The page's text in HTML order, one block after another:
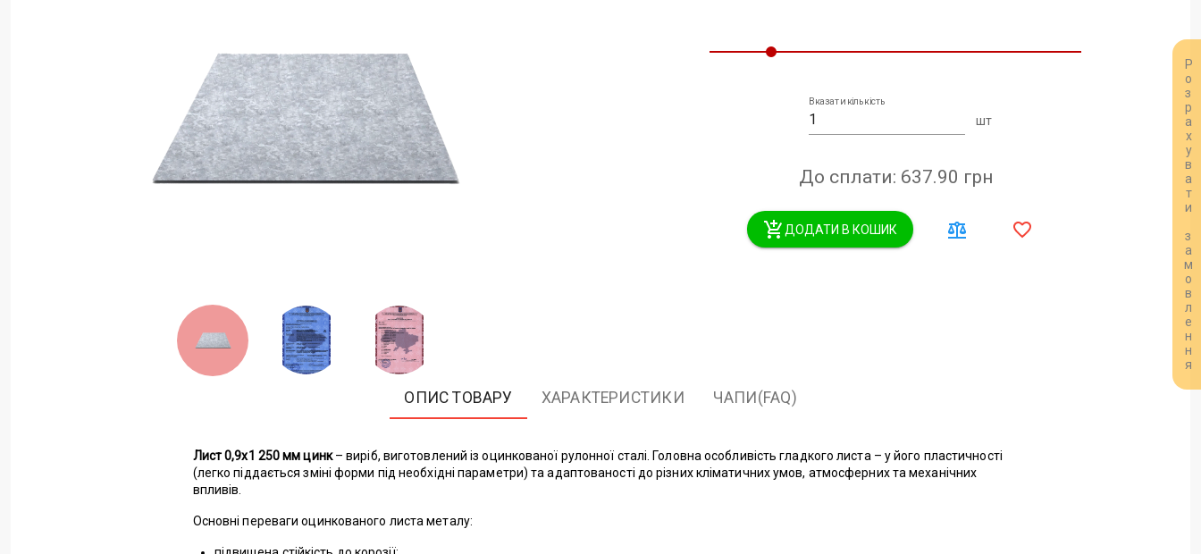
Розрахувати замовлення
Вказати кількість
шт
До сплати: 637.90 грн
ДОДАТИ В КОШИК
ОПИС ТОВАРУ ХАРАКТЕРИСТИКИ ЧАПИ(FAQ)
Лист 0,9х1 250 мм цинк– виріб, виготовлений із оцинкованої рулонної сталі. Головна особливість гладкого листа – у його пластичності
(легко піддається зміні форми під необхідні параметри) та адаптованості до різних кліматичних умов, атмосферних та механічних
впливів.
Основні переваги оцинкованого листа металу: